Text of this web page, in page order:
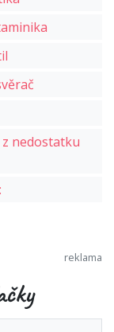
nedostatku